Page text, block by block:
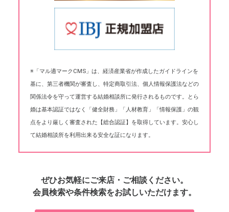
※「マル適マークCMS」は、経済産業省が作成したガイドラインを
基に、第三者機関が審査し、特定商取引法、個人情報保護法などの
関係法令を守って運営する結婚相談所に発行されるものです。とら
婚は基本認証ではなく「健全財務」「人材教育」「情報保護」の観
点をより厳しく審査された【総合認証】を取得しています。安心し
て結婚相談所を利用出来る安全な証になります。
ぜひお気軽にご来店・ご相談ください。
会員検索や条件検索をお試しいただけます。